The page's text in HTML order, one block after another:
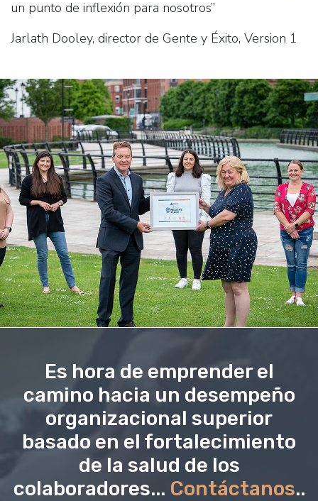
un punto de inflexión para nosotros”
Jarlath Dooley, director de Gente y Éxito, Version 1
Es hora de emprender el
camino hacia un desempeño
organizacional superior
basado en el fortalecimiento
de la salud de los
colaboradores... Contáctanos..